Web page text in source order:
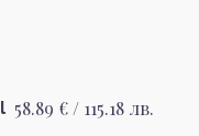
58.89 € / 115.18 лв.